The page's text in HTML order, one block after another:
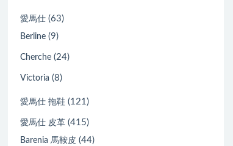
愛馬仕 (63)
Berline (9)
Cherche (24)
Victoria (8)
愛馬仕 拖鞋 (121)
愛馬仕 皮革 (415)
Barenia 馬鞍皮 (44)